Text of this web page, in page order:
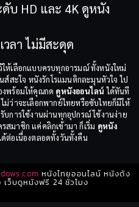
บ HD และ 4K ดูหนัง
ลา ไม่มีสะดุด
ห้เลือกแบบครบทุกอารมณ์ ทั้งหนังใหม่
สะใจ หนังรักโรแมนติกละมุนหัวใจ ไป
พร้อมให้คุณกด ดูหนังออนไลน์ ได้ทันที
ม่ว่าจะเลือกพากย์ไทยหรือซับไทยก็มีให้
การใช้งานผ่านทุกอุปกรณ์ ใช้งานง่าย
สมาชิก แค่คลิกเข้ามา ก็เริ่ม ดูหนัง
ต่อเนื่องตลอดทั้งวันทั้งคืน
หนังไทยออนไลน์ หนังดัง
ว็บดูหนังฟรี 24 ชั่วโมง